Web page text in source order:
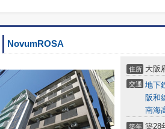
NovumROSA
住所 大阪
交通 地下
阪和
南海
築年 築28